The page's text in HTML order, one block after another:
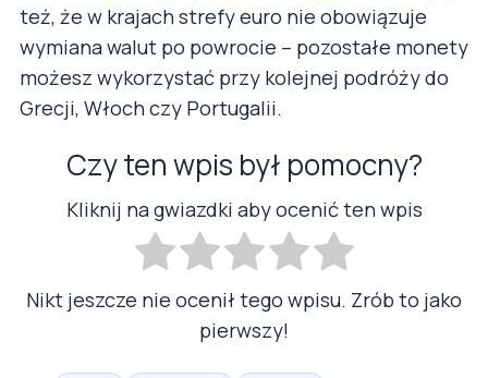
też, że w krajach strefy euro nie obowiązuje
wymiana walut po powrocie – pozostałe monety
możesz wykorzystać przy kolejnej podróży do
Grecji, Włoch czy Portugalii.
Czy ten wpis był pomocny?
Kliknij na gwiazdki aby ocenić ten wpis
Nikt jeszcze nie ocenił tego wpisu. Zrób to jako
pierwszy!